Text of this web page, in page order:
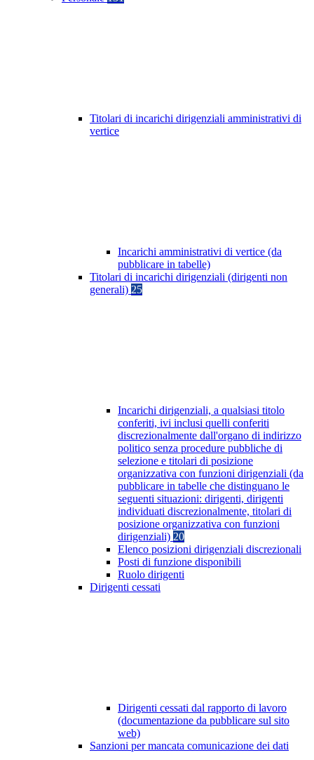
Titolari di incarichi dirigenziali amministrativi di
vertice
Incarichi amministrativi di vertice (da
pubblicare in tabelle)
Titolari di incarichi dirigenziali (dirigenti non
generali) 25
Incarichi dirigenziali, a qualsiasi titolo
conferiti, ivi inclusi quelli conferiti
discrezionalmente dall'organo di indirizzo
politico senza procedure pubbliche di
selezione e titolari di posizione
organizzativa con funzioni dirigenziali (da
pubblicare in tabelle che distinguano le
seguenti situazioni: dirigenti, dirigenti
individuati discrezionalmente, titolari di
posizione organizzativa con funzioni
dirigenziali) 20
Elenco posizioni dirigenziali discrezionali
Posti di funzione disponibili
Ruolo dirigenti
Dirigenti cessati
Dirigenti cessati dal rapporto di lavoro
(documentazione da pubblicare sul sito
web)
Sanzioni per mancata comunicazione dei dati